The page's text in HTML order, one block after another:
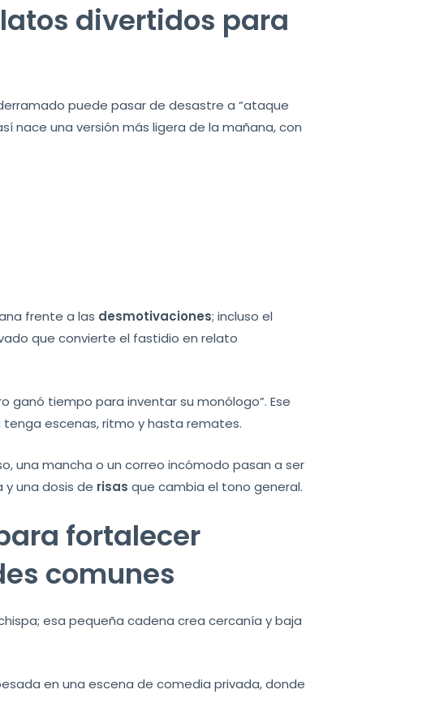
divertidos para
puede pasar de desastre a “ataque
nace una versión más ligera de la mañana, con
frente a las desmotivaciones; incluso el
que convierte el fastidio en relato
ganó tiempo para inventar su monólogo”. Ese
escenas, ritmo y hasta remates.
una mancha o un correo incómodo pasan a ser
y una dosis de risas que cambia el tono general.
fortalecer
comunes
esa pequeña cadena crea cercanía y baja
en una escena de comedia privada, donde